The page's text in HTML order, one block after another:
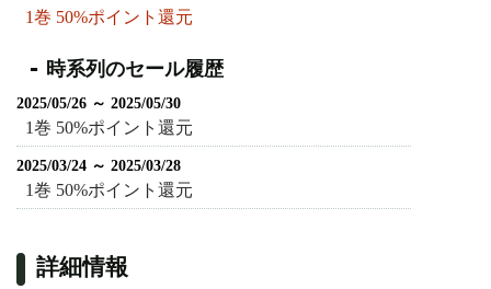
1巻 50%ポイント還元
時系列のセール履歴
2025/05/26 ～ 2025/05/30
1巻 50%ポイント還元
2025/03/24 ～ 2025/03/28
1巻 50%ポイント還元
詳細情報